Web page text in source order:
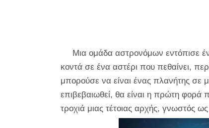
Μια ομάδα αστρονόμων εντόπισε
κοντά σε ένα αστέρι που πεθαίνει,
μπορούσε να είναι ένας πλανήτης σε
επιβεβαιωθεί, θα είναι η πρώτη φορά
τροχιά μιας τέτοιας αρχής, γνωστός